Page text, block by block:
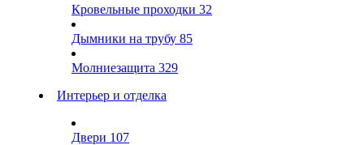
Кровельные проходки 32
Дымники на трубу 85
Молниезащита 329
Интерьер и отделка
Двери 107